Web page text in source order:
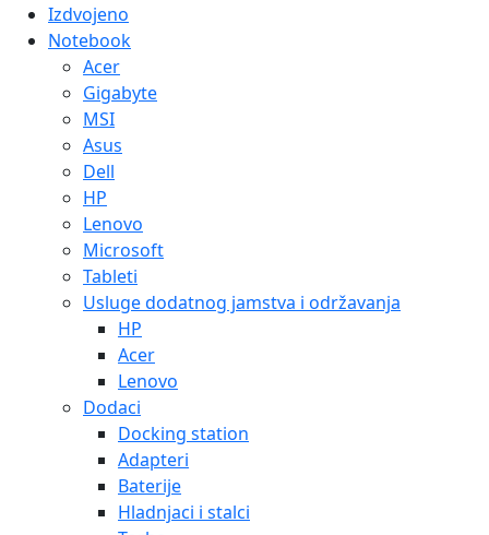
Izdvojeno
Notebook
Acer
Gigabyte
MSI
Asus
Dell
HP
Lenovo
Microsoft
Tableti
Usluge dodatnog jamstva i održavanja
HP
Acer
Lenovo
Dodaci
Docking station
Adapteri
Baterije
Hladnjaci i stalci